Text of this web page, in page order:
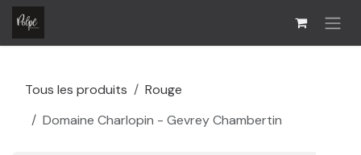
Se rendre au contenu
Tous les produits
Rouge
Domaine Charlopin - Gevrey Chambertin